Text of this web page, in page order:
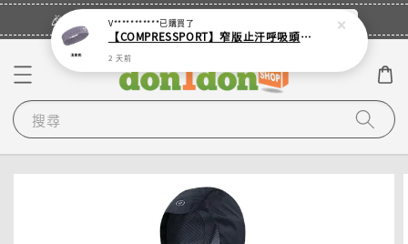
🎉登入會員・領取您的專屬折扣券！ 立即登入
搜尋
V***********已購買了
【COMPRESSPORT】窄版止汗呼吸頭帶2.0_【零碼】
2 天前